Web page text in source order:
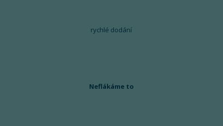
rychlé dodání
Neflákáme to